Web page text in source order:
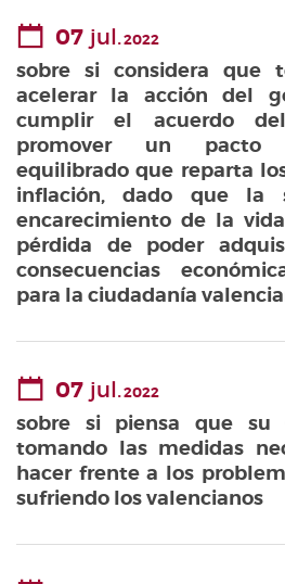
07 jul.2022
sobre si considera que
acelerar la acción del
cumplir el acuerdo
promover un pacto
equilibrado que reparta
inflación, dado que la
encarecimiento de la
pérdida de poder
consecuencias
para la ciudadanía
07 jul.2022
sobre si piensa que su
tomando las medidas
hacer frente a los
sufriendo los valencianos